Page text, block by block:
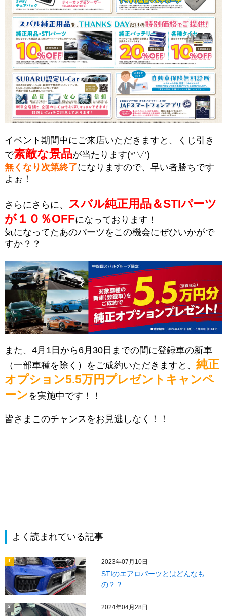
イベント期間中にご来店いただきますと、くじ引き
で素敵な景品が当たります(*’▽’)
無くなり次第終了になりますので、早い者勝ちです
よぉ！
さらにさらに、 スバル純正用品＆STIパーツ
が１０％OFFになっております！
気になってたあのパーツをこの機会にぜひいかがで
すか？？
また、4月1日から6月30日までの間に登録車の新車
（一部車種を除く）をご成約いただきますと、 純正
オプション5.5万円プレゼントキャンペ
ーン を実施中です！！
皆さまこのチャンスをお見逃しなく！！
よく読まれている記事
1 2023年07月10日
STIのエアロパーツとはどんなも
の？？
2 2024年04月28日